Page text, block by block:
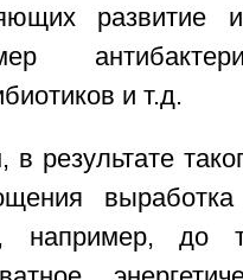
развитие
и т.д.
в результате
например, до